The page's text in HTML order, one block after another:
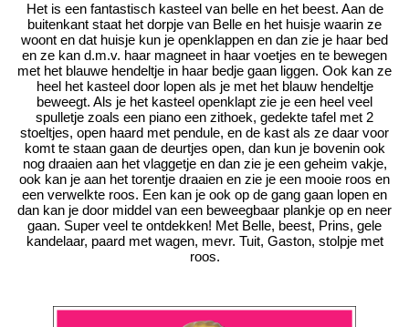
Het is een fantastisch kasteel van belle en het beest. Aan de
buitenkant staat het dorpje van Belle en het huisje waarin ze
woont en dat huisje kun je openklappen en dan zie je haar bed
en ze kan d.m.v. haar magneet in haar voetjes en te bewegen
met het blauwe hendeltje in haar bedje gaan liggen. Ook kan ze
heel het kasteel door lopen als je met het blauw hendeltje
beweegt. Als je het kasteel openklapt zie je een heel veel
spulletje zoals een piano een zithoek, gedekte tafel met 2
stoeltjes, open haard met pendule, en de kast als ze daar voor
komt te staan gaan de deurtjes open, dan kun je bovenin ook
nog draaien aan het vlaggetje en dan zie je een geheim vakje,
ook kan je aan het torentje draaien en zie je een mooie roos en
een verwelkte roos. Een kan je ook op de gang gaan lopen en
dan kan je door middel van een beweegbaar plankje op en neer
gaan. Super veel te ontdekken! Met Belle, beest, Prins, gele
kandelaar, paard met wagen, mevr. Tuit, Gaston, stolpje met
roos.